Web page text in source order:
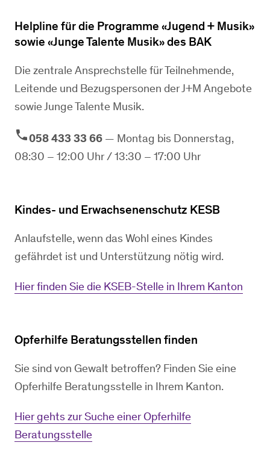
Helpline für die Programme «Jugend + Musik»
sowie «Junge Talente Musik» des BAK
Die zentrale Ansprechstelle für Teilnehmende,
Leitende und Bezugspersonen der J+M Angebote
sowie Junge Talente Musik.
phone​​058 433 33 66 — Montag bis Donnerstag,
08:30 – 12:00 Uhr / 13:30 – 17:00 Uhr
Kindes- und Erwachsenenschutz KESB
Anlaufstelle, wenn das Wohl eines Kindes
gefährdet ist und Unterstützung nötig wird.
Hier finden Sie die KSEB-Stelle in Ihrem Kanton
Opferhilfe Beratungsstellen finden
Sie sind von Gewalt betroffen? Finden Sie eine
Opferhilfe Beratungsstelle in Ihrem Kanton.
Hier gehts zur Suche einer Opferhilfe
Beratungsstelle